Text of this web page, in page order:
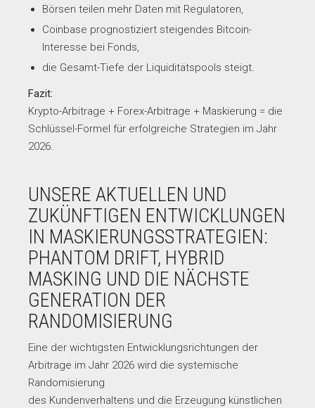
Börsen teilen mehr Daten mit Regulatoren,
Coinbase prognostiziert steigendes Bitcoin-
Interesse bei Fonds,
die Gesamt-Tiefe der Liquiditätspools steigt.
Fazit:
Krypto-Arbitrage + Forex-Arbitrage + Maskierung = die
Schlüssel-Formel für erfolgreiche Strategien im Jahr
2026.
UNSERE AKTUELLEN UND
ZUKÜNFTIGEN ENTWICKLUNGEN
IN MASKIERUNGSSTRATEGIEN:
PHANTOM DRIFT, HYBRID
MASKING UND DIE NÄCHSTE
GENERATION DER
RANDOMISIERUNG
Eine der wichtigsten Entwicklungsrichtungen der
Arbitrage im Jahr 2026 wird die systemische
Randomisierung
des Kundenverhaltens und die Erzeugung künstlichen